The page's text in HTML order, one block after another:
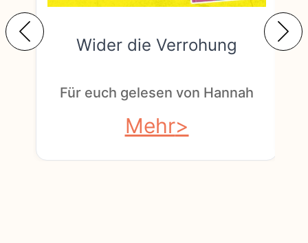
Wider die Verrohung
Für euch gelesen von Hannah
Mehr